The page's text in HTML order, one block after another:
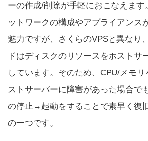
ーの作成/削除が手軽におこなえます
ットワークの構成やアプライアンス
魅力ですが、さくらのVPSと異なり
ドはディスクのリソースをホストサ
しています。そのため、CPU/メモ
ストサーバーに障害があった場合で
の停止→起動をすることで素早く復
の一つです。